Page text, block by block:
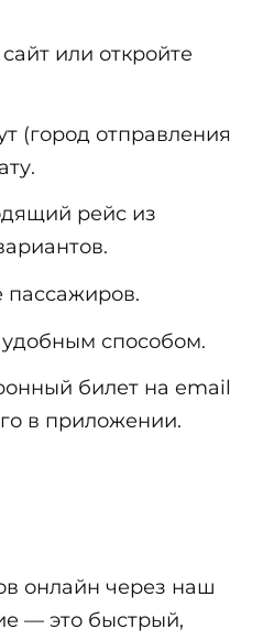
или откройте
(город отправления
рейс из
пассажиров.
способом.
билет на email
в приложении.
онлайн через наш
— это быстрый,